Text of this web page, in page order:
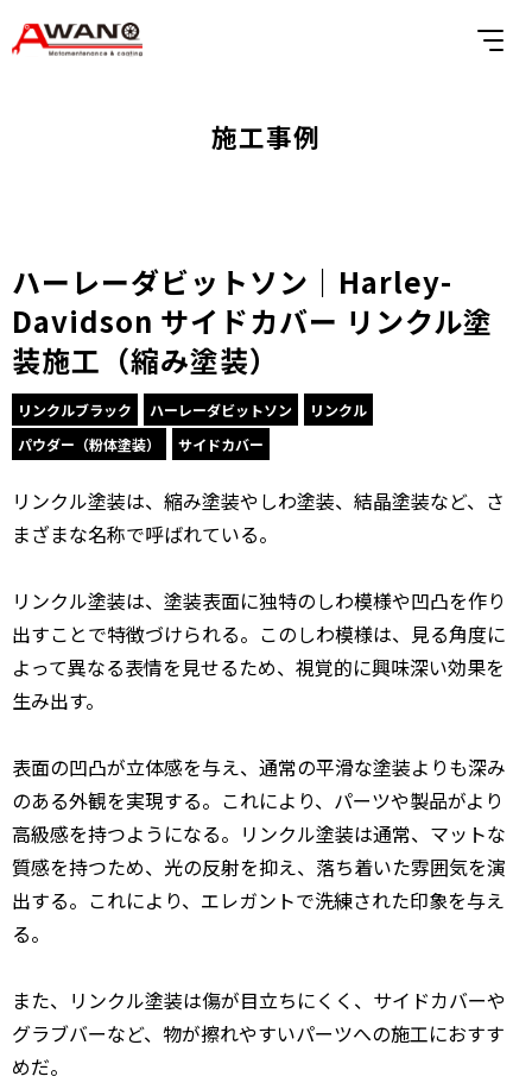
施工事例
ハーレーダビットソン｜Harley-
Davidson サイドカバー リンクル塗
装施工（縮み塗装）
リンクルブラック ハーレーダビットソン
リンクル
パウダー（粉体塗装）
サイドカバー
リンクル塗装は、縮み塗装やしわ塗装、結晶塗装など、さ
まざまな名称で呼ばれている。
リンクル塗装は、塗装表面に独特のしわ模様や凹凸を作り
出すことで特徴づけられる。このしわ模様は、見る角度に
よって異なる表情を見せるため、視覚的に興味深い効果を
生み出す。
表面の凹凸が立体感を与え、通常の平滑な塗装よりも深み
のある外観を実現する。これにより、パーツや製品がより
高級感を持つようになる。リンクル塗装は通常、マットな
質感を持つため、光の反射を抑え、落ち着いた雰囲気を演
出する。これにより、エレガントで洗練された印象を与え
る。
また、リンクル塗装は傷が目立ちにくく、サイドカバーや
グラブバーなど、物が擦れやすいパーツへの施工におすす
めだ。